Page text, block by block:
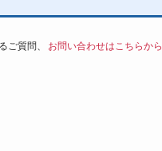
ご質問、 お問い合わせはこちらから